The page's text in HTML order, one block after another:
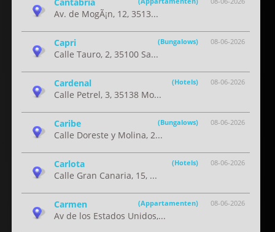
Av. de MogÃ¡n, 12, 3513...
08-06-2026
Capri (Bungalows)
Calle Tauro, 2, 35100 Sa...
08-06-2026
Cardenal (Hotels)
Calle Petrel, 3, 35138 Mo...
08-06-2026
Caribe (Bungalows)
Calle Doreste y Molina, 2...
08-06-2026
Carlota (Hotels)
Calle Gran Canaria, 15, ...
08-06-2026
Carmen (Appartamenten)
Av de los Estados Unidos,...